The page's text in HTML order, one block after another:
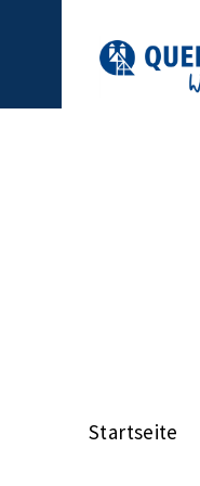
Startseite